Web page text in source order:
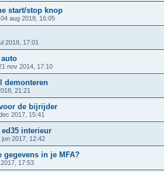
start/stop knop
04 aug 2018, 16:05
2018, 17:01
nov 2014, 17:10
demonteren
21:21
de bijrijder
2017, 15:41
interieur
jun 2017, 12:42
gegevens in je MFA?
17:53